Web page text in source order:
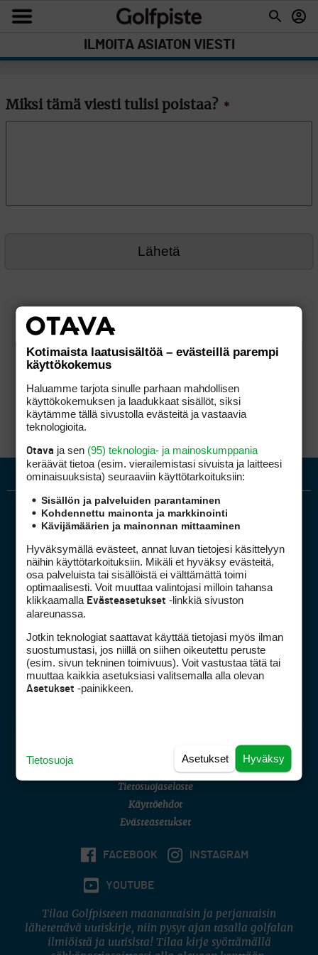
ILMOITA ASIATON VIESTI
Miksi tämä viesti tulisi poistaa? *
Golfpiste mediakortti
Golfpisteen yhteystiedot
DSA avoimuusraportti
Asiakaspalvelu
(digi) digi@otavamedia.fi
Tietosuojaseloste
Käyttöehdot
Evästeasetukset
FACEBOOK INSTAGRAM
YOUTUBE
Tilaa Golfpisteen maanantaisin ja perjantaisin
lähetettävä uutiskirje, niin pysyt ajan tasalla golfalan
ilmiöistä ja uutisista! Tilaa kirje syöttämällä
Kotimaista laatusisältöä – evästeillä parempi
käyttökokemus
Haluamme tarjota sinulle parhaan mahdollisen
käyttökokemuksen ja laadukkaat sisällöt, siksi
käytämme tällä sivustolla evästeitä ja vastaavia
teknologioita.
Otava ja sen (95) teknologia- ja mainoskumppania
keräävät tietoa (esim. vierailemis­tasi sivuista ja laitteesi
ominaisuuk­sista) seuraaviin käyttötarkoituksiin:
Sisällön ja palveluiden parantaminen
Kohdennettu mainonta ja markkinointi
Kävijämäärien ja mainonnan mittaaminen
Hyväksymällä evästeet, annat luvan tietojesi käsittelyyn
näihin käyttötarkoituksiin. Mikäli et hyväksy evästeitä,
osa palveluista tai sisällöistä ei välttämättä toimi
optimaalisesti. Voit muuttaa valintojasi milloin tahansa
klikkaamalla Evästeasetukset -linkkiä sivuston
alareunassa.
Jotkin teknologiat saattavat käyttää tietojasi myös ilman
suostumustasi, jos niillä on siihen oikeutettu peruste
(esim. sivun tekninen toimivuus). Voit vastustaa tätä tai
muuttaa kaikkia asetuksiasi valitsemalla alla olevan
Asetukset -painikkeen.
Hyväksy
Asetukset
Tietosuoja